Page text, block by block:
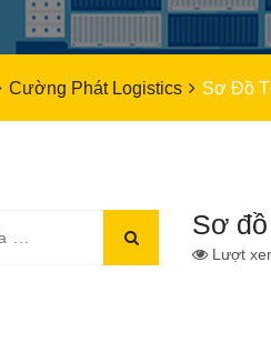
Cường Phát Logistics Sơ Đồ
Sơ
Lượt